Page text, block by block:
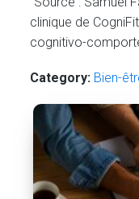
clinique de
cognitivo-
Category: Bien-